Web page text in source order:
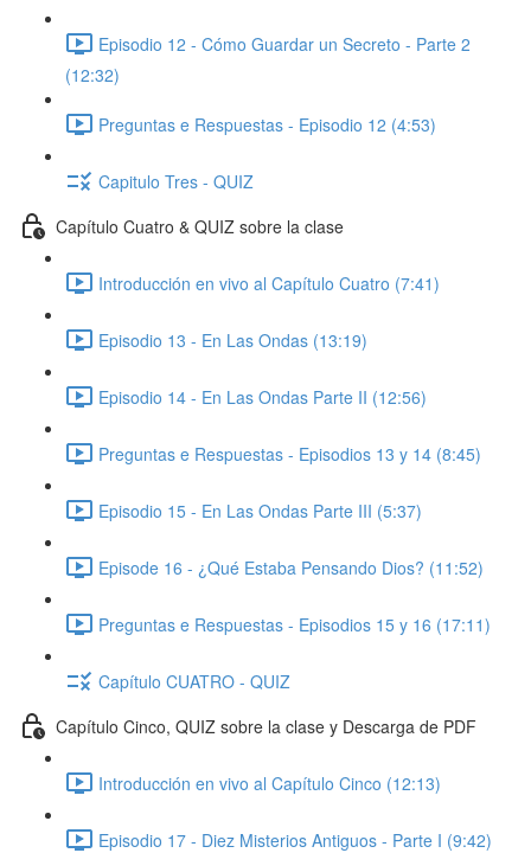
Episodio 12 - Cómo Guardar un Secreto - Parte 2
(12:32)
Preguntas e Respuestas - Episodio 12 (4:53)
Capitulo Tres - QUIZ
Capítulo Cuatro & QUIZ sobre la clase
Introducción en vivo al Capítulo Cuatro (7:41)
Episodio 13 - En Las Ondas (13:19)
Episodio 14 - En Las Ondas Parte II (12:56)
Preguntas e Respuestas - Episodios 13 y 14 (8:45)
Episodio 15 - En Las Ondas Parte III (5:37)
Episode 16 - ¿Qué Estaba Pensando Dios? (11:52)
Preguntas e Respuestas - Episodios 15 y 16 (17:11)
Capítulo CUATRO - QUIZ
Capítulo Cinco, QUIZ sobre la clase y Descarga de PDF
Introducción en vivo al Capítulo Cinco (12:13)
Episodio 17 - Diez Misterios Antiguos - Parte I (9:42)